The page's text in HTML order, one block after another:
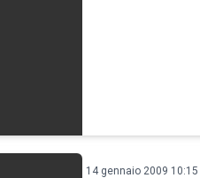
14 gennaio 2009 10:15